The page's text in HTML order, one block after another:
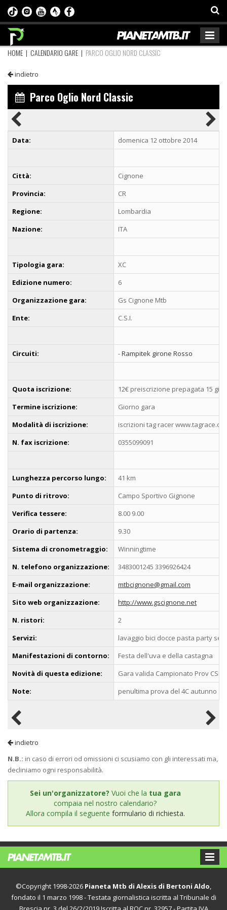
HOME | CALENDARIO GARE | PARCO OGLIO NORD CLASSIC
indietro
Parco Oglio Nord Classic
Data: domenica 12 ottobre 2014
Città:
Cignone
Provincia:
CR
Regione:
Lombardia
Nazione:
ITA
Tipologia gara:
XC
Edizione numero:
6
Organizzazione gara:
Gs Cignone Mtb
Ente:
C.S.I.
Circuiti: -Rampitek girone Rosso
Quota iscrizione:
12€ preiscrizione prepagata 15
Termine iscrizione:
Giorno gara
Modalità di iscrizione:
iscrizioni tag racer
N. fax iscrizione:
0355099091
Lunghezza percorso lungo:
41 km
Punto di ritrovo:
Campo Sportivo Gignone
Verifica tessere:
8.00 9.00
Orario di partenza:
9.30
Sistema di cronometraggio:
Winningtime
N. telefono organizzazione:
3483001245 3396926424
E-mail organizzazione:
mtbcignone@gmail.com
Sito web organizzazione:
http://www.gscignone.net
N. ristori:
2
Servizi:
lavaggio bici docce pasta party
Manifestazioni di contorno:
Festa dell'uva e della castagna
Novità di questa edizione:
Gara valida Campionato Prov CSI
Note:
penultima prova del 4C autunno
indietro
N.B.: in caso di errori od omissioni ci scusiamo con gli interessati ma,
decliniamo ogni responsabilità.
Sei un'organizzatore? Vuoi che la tua gara
compaia nel nostro calendario?
Allora compila il seguente formulario di richiesta.
©Copyright 1998-2026 Pianeta Mtb di Alexis di Bertoni Aldo
fondato il 1 marzo 1998 - Testata giornalistica iscritta al Tribunale di